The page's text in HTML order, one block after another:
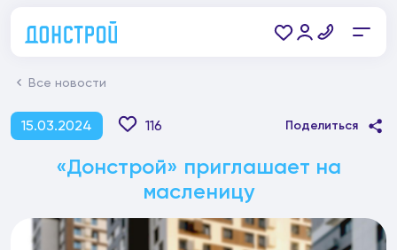
Все новости
15.03.2024 116 Поделиться
«Донстрой» приглашает на
масленицу